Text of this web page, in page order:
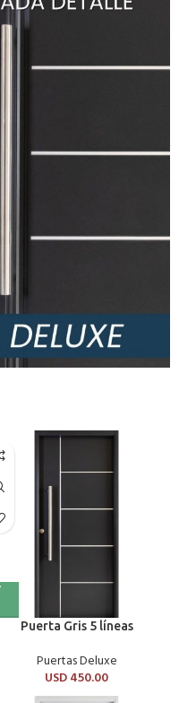
Puerta Gris 5 líneas
Puertas Deluxe
USD450.00